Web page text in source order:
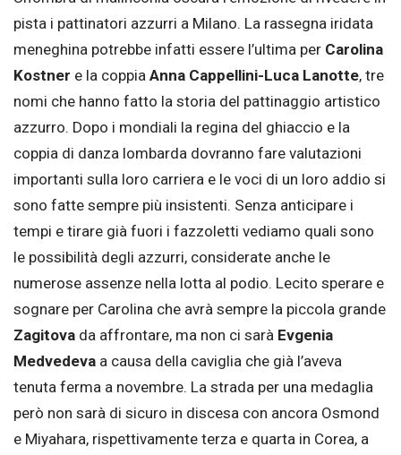
pista i pattinatori azzurri a Milano. La rassegna iridata
meneghina potrebbe infatti essere l’ultima per Carolina
Kostner e la coppia Anna Cappellini-Luca Lanotte, tre
nomi che hanno fatto la storia del pattinaggio artistico
azzurro. Dopo i mondiali la regina del ghiaccio e la
coppia di danza lombarda dovranno fare valutazioni
importanti sulla loro carriera e le voci di un loro addio si
sono fatte sempre più insistenti. Senza anticipare i
tempi e tirare già fuori i fazzoletti vediamo quali sono
le possibilità degli azzurri, considerate anche le
numerose assenze nella lotta al podio. Lecito sperare e
sognare per Carolina che avrà sempre la piccola grande
Zagitova da affrontare, ma non ci sarà Evgenia
Medvedeva a causa della caviglia che già l’aveva
tenuta ferma a novembre. La strada per una medaglia
però non sarà di sicuro in discesa con ancora Osmond
e Miyahara, rispettivamente terza e quarta in Corea, a